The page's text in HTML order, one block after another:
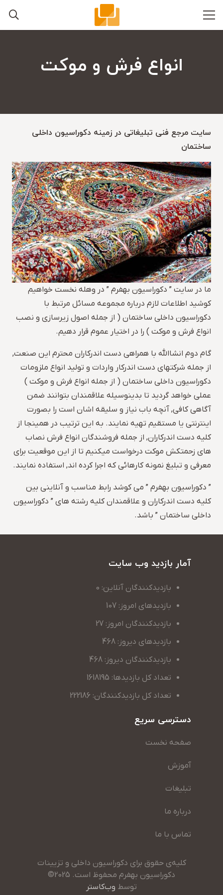
انواع فرش و موکت
سایت مرجع فنی تبلیغاتی در زمینه دکوراسیون داخلی
ساختمان
ما در سایت ” دکوراسیون بهفرم ” در وهله نخست خواهیم
کوشید اطلاعات لازم درباره مجموعه مسائل مرتبط با
دکوراسیون داخلی ساختمان ( از جمله اصول زیرسازی و نصب
انواع فرش و موکت ) را در اختیار عموم قرار دهیم.
گام دوم انشاالله با همراهی دست اندرکاران محترم این صنعت,
از جمله شرکتهای دست اندرکار واردات و تولید انواع ملزومات
دکوراسیون داخلی ساختمان ( از جمله انواع فرش و موکت )
عملی خواهد گردید تا بدینوسیله علاقمندان بتوانند ضمن
آگاهی کافی, آنچه باب نیاز و سلیقه اشان است را بصورت
اینترنتی یا مستقیم تهیه نمایند. به این ترتیب در همینجا از
کلیه دست اندرکاران, از جمله فروشندگان انواع فرش نصاب
های زحمتکش موکت درخواست میکنیم تا از این موقعیت برای
معرفی و تبلیغ نمونه کارهائی که اجرا کرده اند, استفاده نمایند.
” دکوراسیون بهفرم ” می کوشد رابط مناسب و آنلاینی بین
کلیه دست اندرکاران و علاقمندان کلیه رشته های ” دکوراسیون
داخلی ساختمان ” باشد.
آمار بازدید وب سایت
بازدیدکنندگان آنلاین: 0
بازدیدهای امروز: 107
بازدیدکنندگان امروز: 27
بازدیدهای دیروز: 468
بازدیدکنندگان دیروز: 468
تعداد کل بازدیدها: 1618195
تعداد کل بازدیدکنندگان: 222186
دسترسی سریع
صفحه نخست
آموزش
تبلیغات
درباره ما
تماس با ما
کلیه‌ی حقوق برای دکوراسیون داخلی و تزیینات
دکوراسیون بهفرم محفوظ است. 2025©
توسط وب‌کاستر